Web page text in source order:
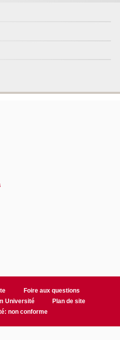
Foire aux questions
Université
Plan de site
non conforme